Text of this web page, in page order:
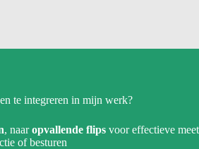
te integreren in mijn werk?
, naaropvallende flips voor effectieve
of besturen